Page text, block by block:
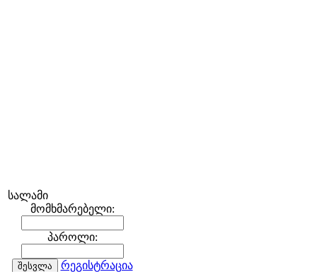
სალამი
მომხმარებელი:
პაროლი:
რეგისტრაცია